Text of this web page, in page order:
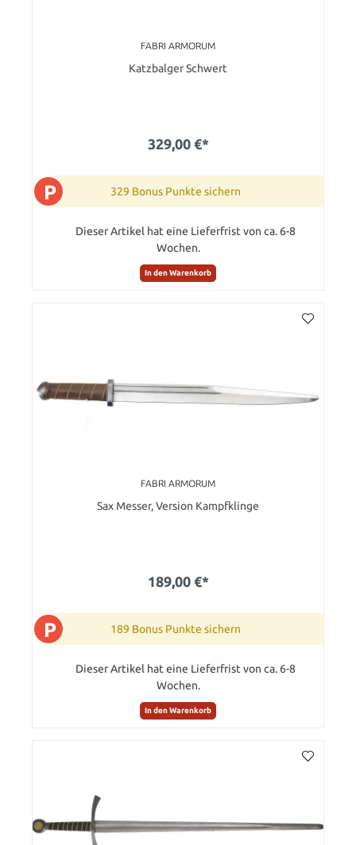
FABRI ARMORUM
Katzbalger Schwert
329,00 €*
P 329 Bonus Punkte sichern
Dieser Artikel hat eine Lieferfrist von ca. 6-8
Wochen.
In den Warenkorb
FABRI ARMORUM
Sax Messer, Version Kampfklinge
189,00 €*
P 189 Bonus Punkte sichern
Dieser Artikel hat eine Lieferfrist von ca. 6-8
Wochen.
In den Warenkorb